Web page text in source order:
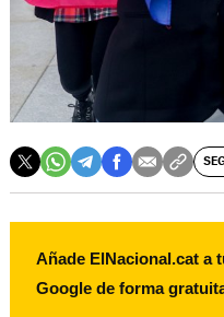
Añade ElNacional.cat a
Google de forma